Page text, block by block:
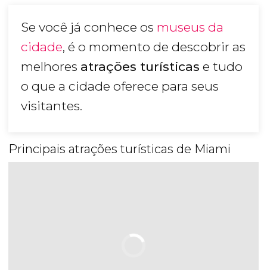
Se você já conhece os museus da
cidade, é o momento de descobrir as
melhores atrações turísticas e tudo
o que a cidade oferece para seus
visitantes.
Principais atrações turísticas de Miami